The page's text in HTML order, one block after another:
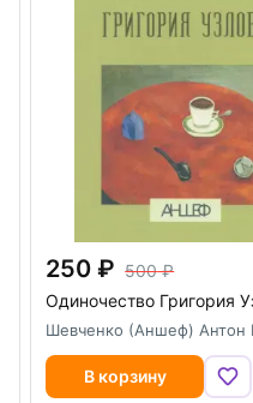
250
500
Одиночество Григория
Шевченко (Аншеф) Антон
В корзину